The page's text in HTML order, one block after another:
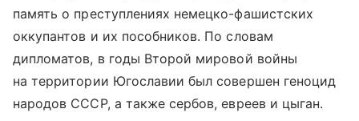
память о преступлениях немецко-фашистских
оккупантов и их пособников. По словам
дипломатов, в годы Второй мировой войны
на территории Югославии был совершен геноцид
народов СССР, а также сербов, евреев и цыган.